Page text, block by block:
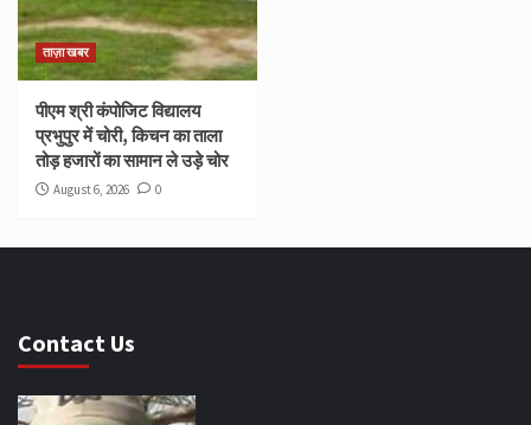
ताज़ा खबर
पीएम श्री कंपोजिट विद्यालय
प्रभुपुर में चोरी, किचन का ताला
तोड़ हजारों का सामान ले उड़े चोर
August 6, 2026 0
Contact Us